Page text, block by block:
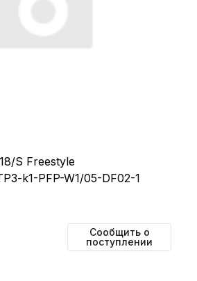
S Freestyle
k1-PFP-W1/05-DF02-1
Сообщить о
поступлении